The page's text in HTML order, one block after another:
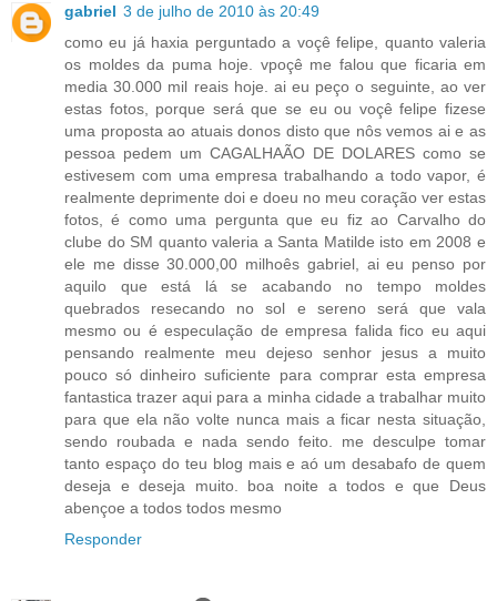
gabriel 3 de julho de 2010 às 20:49
como eu já haxia perguntado a voçê felipe, quanto valeria
os moldes da puma hoje. vpoçê me falou que ficaria em
media 30.000 mil reais hoje. ai eu peço o seguinte, ao ver
estas fotos, porque será que se eu ou voçê felipe fizese
uma proposta ao atuais donos disto que nôs vemos ai e as
pessoa pedem um CAGALHAÃO DE DOLARES como se
estivesem com uma empresa trabalhando a todo vapor, é
realmente deprimente doi e doeu no meu coração ver estas
fotos, é como uma pergunta que eu fiz ao Carvalho do
clube do SM quanto valeria a Santa Matilde isto em 2008 e
ele me disse 30.000,00 milhoês gabriel, ai eu penso por
aquilo que está lá se acabando no tempo moldes
quebrados resecando no sol e sereno será que vala
mesmo ou é especulação de empresa falida fico eu aqui
pensando realmente meu dejeso senhor jesus a muito
pouco só dinheiro suficiente para comprar esta empresa
fantastica trazer aqui para a minha cidade a trabalhar muito
para que ela não volte nunca mais a ficar nesta situação,
sendo roubada e nada sendo feito. me desculpe tomar
tanto espaço do teu blog mais e aó um desabafo de quem
deseja e deseja muito. boa noite a todos e que Deus
abençoe a todos todos mesmo
Responder